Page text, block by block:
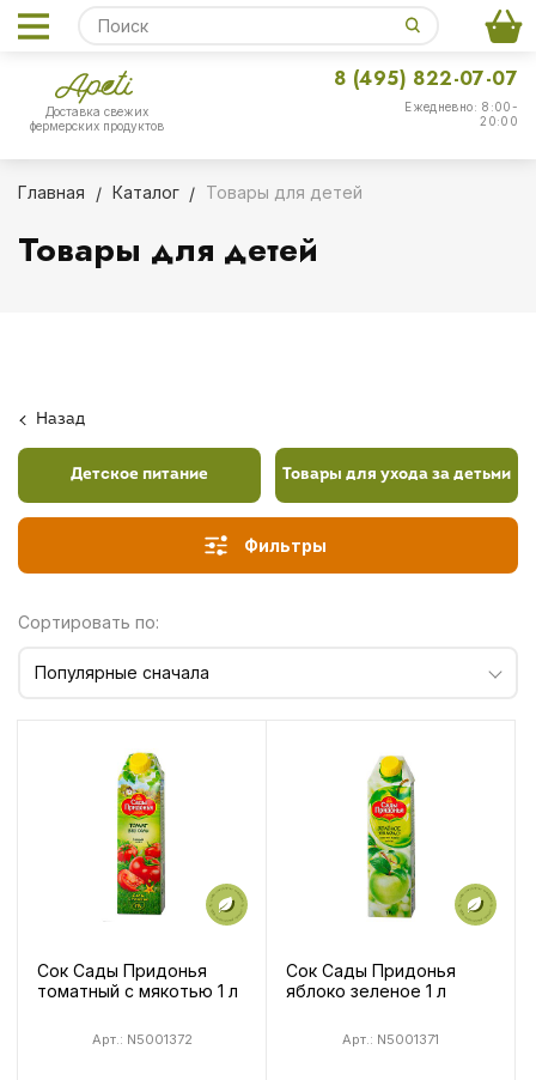
Доставка свежих
фермерских продуктов
Ежедневно: 8:00-
20:00
8 (495) 822-07-07
Главная Каталог Товары для детей
Товары для детей
Назад
Детское питание Товары для ухода за детьми
Фильтры
Сортировать по:
Популярные сначала
Сок Сады Придонья
томатный с мякотью 1 л
Арт.: N5001372
Сок Сады Придонья
яблоко зеленое 1 л
Арт.: N5001371